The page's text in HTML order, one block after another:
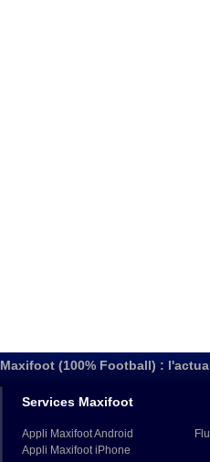
Maxifoot (100% Football) :
Services Maxifoot
Appli Maxifoot Android
Appli Maxifoot iPhone